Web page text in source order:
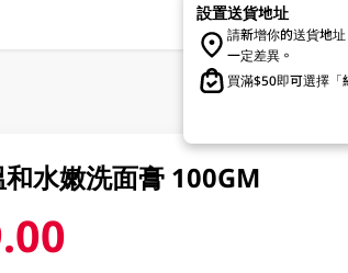
設置送貨地址
請新增你的送貨地
一定差異。
買滿$50即可選擇「
水嫩洗面膏 100GM